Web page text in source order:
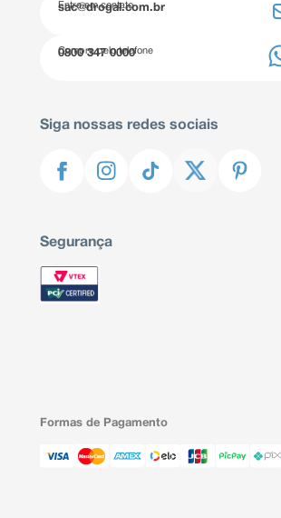
Entre em contato
sac@drogal.com.br
Compre pelo telefone
0800 347 0000
Siga nossas redes sociais
Segurança
Formas de Pagamento